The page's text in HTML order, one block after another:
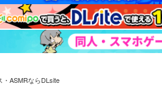
・ASMRならDLsite